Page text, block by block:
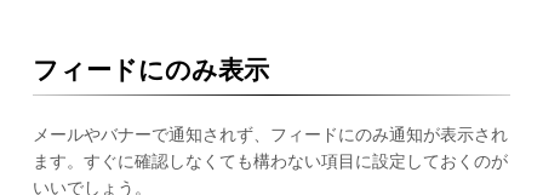
フィードにのみ表示
メールやバナーで通知されず、フィードにのみ通知が表示され
ます。すぐに確認しなくても構わない項目に設定しておくのが
いいでしょう。